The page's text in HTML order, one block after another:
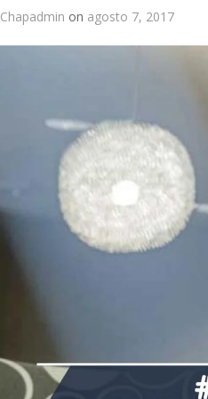
Chapadmin on agosto 7, 2017